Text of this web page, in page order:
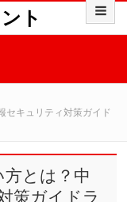
ト
セキュリティ対策ガイド
とは？中
策ガイドラ